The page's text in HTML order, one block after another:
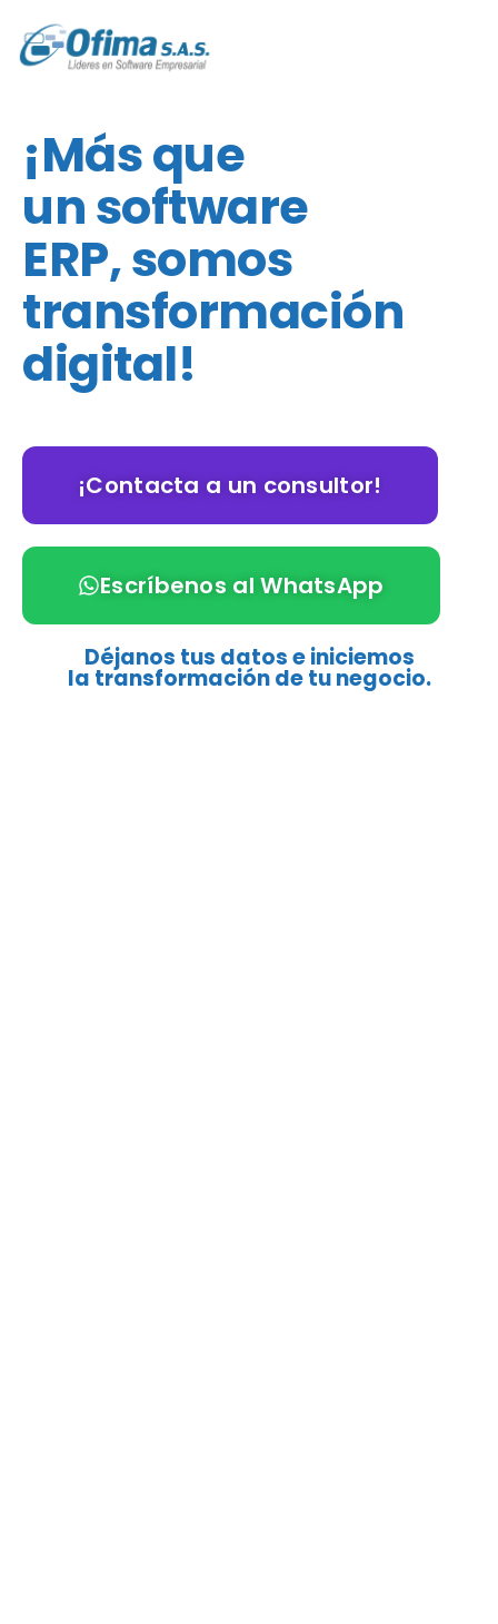
contenido
¡Más que
un software
ERP,somos
transformación
digital!
¡Contacta a un consultor!
Escríbenos al WhatsApp
Déjanos tus datos e iniciemos
la transformación de tu negocio.